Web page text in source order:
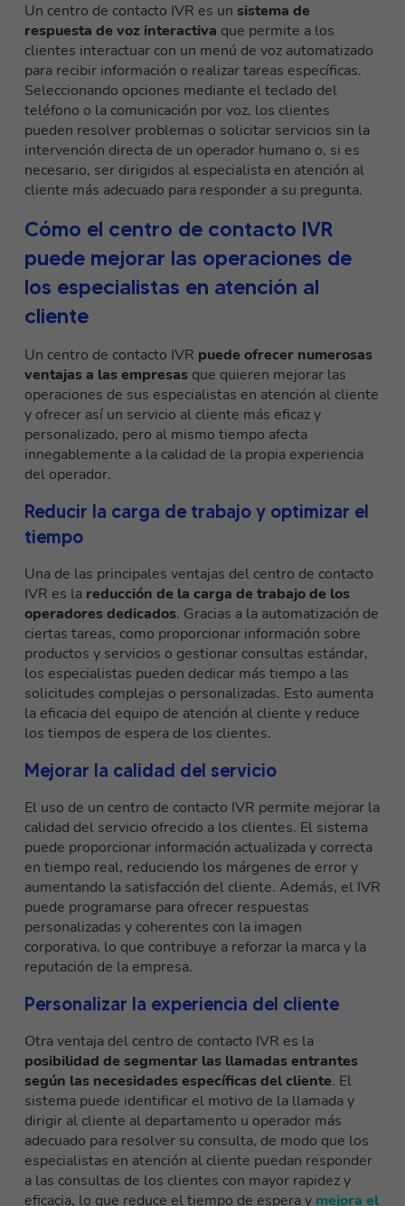
Un centro de contacto IVR es un sistema de
respuesta de voz interactiva que permite a los
clientes interactuar con un menú de voz automatizado
para recibir información o realizar tareas específicas.
Seleccionando opciones mediante el teclado del
teléfono o la comunicación por voz, los clientes
pueden resolver problemas o solicitar servicios sin la
intervención directa de un operador humano o, si es
necesario, ser dirigidos al especialista en atención al
cliente más adecuado para responder a su pregunta.
Cómo el centro de contacto IVR
puede mejorar las operaciones de
los especialistas en atención al
cliente
Un centro de contacto IVR puede ofrecer numerosas
ventajas a las empresas que quieren mejorar las
operaciones de sus especialistas en atención al cliente
y ofrecer así un servicio al cliente más eficaz y
personalizado, pero al mismo tiempo afecta
innegablemente a la calidad de la propia experiencia
del operador.
Reducir la carga de trabajo y optimizar el
tiempo
Una de las principales ventajas del centro de contacto
IVR es la reducción de la carga de trabajo de los
operadores dedicados. Gracias a la automatización de
ciertas tareas, como proporcionar información sobre
productos y servicios o gestionar consultas estándar,
los especialistas pueden dedicar más tiempo a las
solicitudes complejas o personalizadas. Esto aumenta
la eficacia del equipo de atención al cliente y reduce
los tiempos de espera de los clientes.
Mejorar la calidad del servicio
El uso de un centro de contacto IVR permite mejorar la
calidad del servicio ofrecido a los clientes. El sistema
puede proporcionar información actualizada y correcta
en tiempo real, reduciendo los márgenes de error y
aumentando la satisfacción del cliente. Además, el IVR
puede programarse para ofrecer respuestas
personalizadas y coherentes con la imagen
corporativa, lo que contribuye a reforzar la marca y la
reputación de la empresa.
Personalizar la experiencia del cliente
Otra ventaja del centro de contacto IVR es la
posibilidad de segmentar las llamadas entrantes
según las necesidades específicas del cliente. El
sistema puede identificar el motivo de la llamada y
dirigir al cliente al departamento u operador más
adecuado para resolver su consulta, de modo que los
especialistas en atención al cliente puedan responder
a las consultas de los clientes con mayor rapidez y
eficacia, lo que reduce el tiempo de espera y mejora el